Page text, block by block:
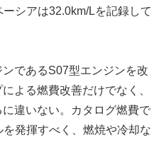
シアは32.0km/Lを記録して
であるS07型エンジンを改
よる燃費改善だけでなく、
違いない。カタログ燃費で
発揮すべく、燃焼や冷却な